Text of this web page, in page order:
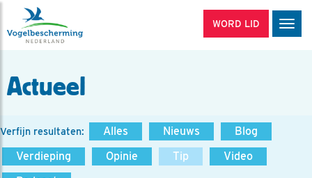
WORD LID
Actueel
Verfijn resultaten: Alles Nieuws
Blog
Verdieping
Opinie Tip
Video